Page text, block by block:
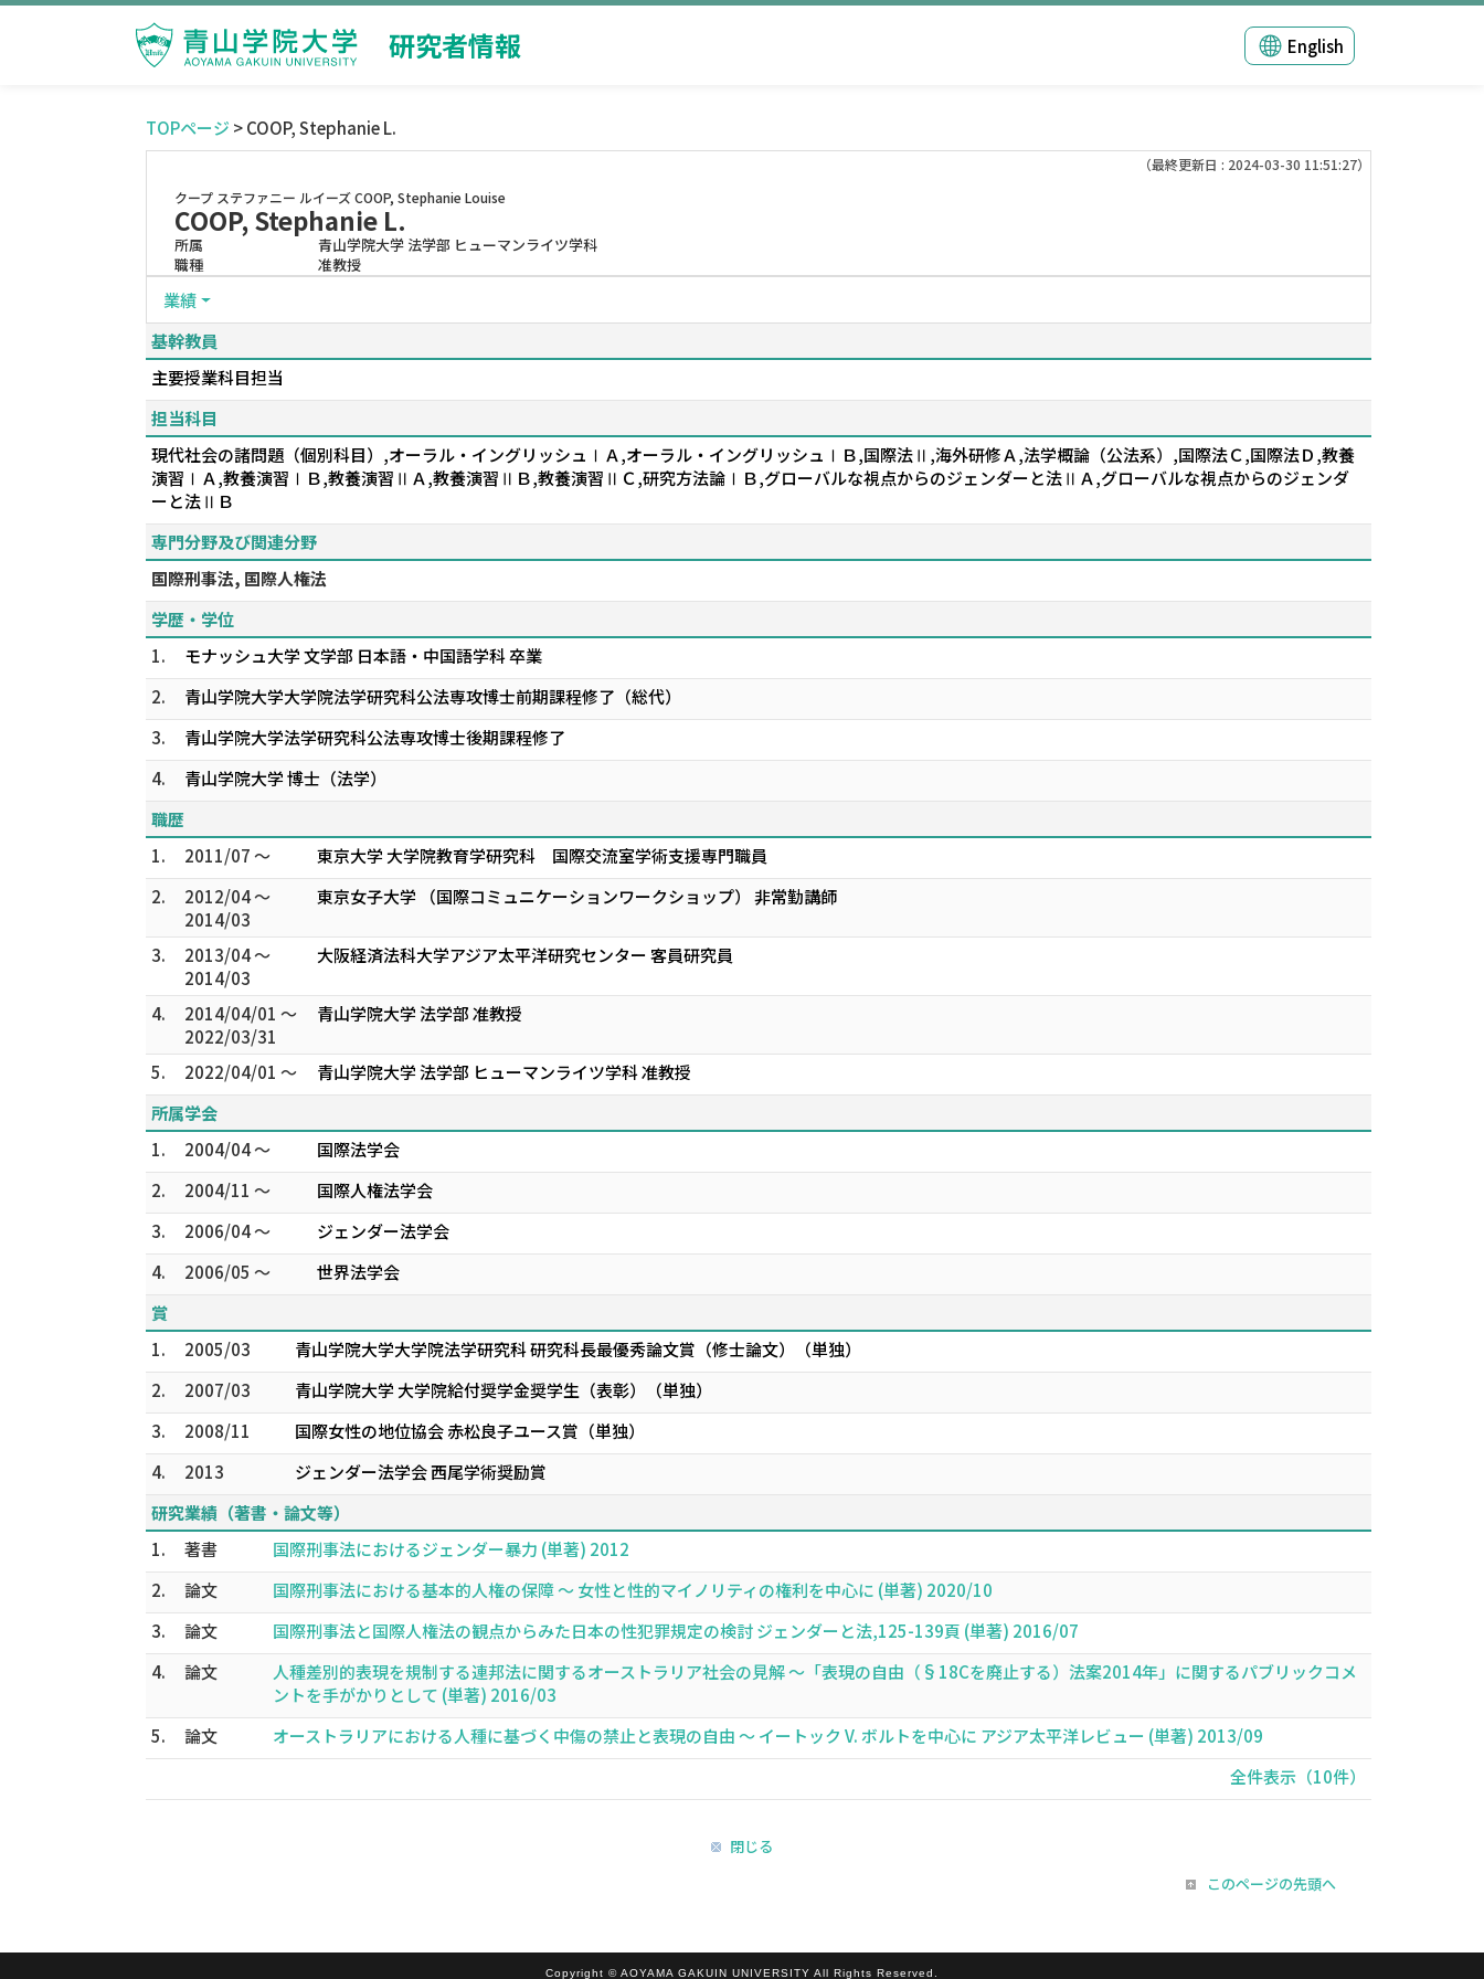
研究者情報 English
TOPページ > COOP, Stephanie L.
（最終更新日 : 2024-03-30 11:51:27）
クープ ステファニー ルイーズCOOP, Stephanie Louise
COOP, Stephanie L.
所属
青山学院大学 法学部 ヒューマンライツ学科
職種
准教授
業績
基幹教員
主要授業科目担当
担当科目
現代社会の諸問題（個別科目）,オーラル・イングリッシュⅠＡ,オーラル・イングリッシュⅠＢ,国際法Ⅱ,海外研修Ａ,法学概論（公法系）,国際法Ｃ,国際法Ｄ,教養
演習ⅠＡ,教養演習ⅠＢ,教養演習ⅡＡ,教養演習ⅡＢ,教養演習ⅡＣ,研究方法論ⅠＢ,グローバルな視点からのジェンダーと法ⅡＡ,グローバルな視点からのジェンダ
ーと法ⅡＢ
専門分野及び関連分野
国際刑事法, 国際人権法
学歴・学位
1.
モナッシュ大学 文学部 日本語・中国語学科 卒業
2.
青山学院大学大学院法学研究科公法専攻博士前期課程修了（総代）
3.
青山学院大学法学研究科公法専攻博士後期課程修了
4.
青山学院大学 博士（法学）
職歴
1.
2011/07 ～
東京大学 大学院教育学研究科 国際交流室学術支援専門職員
2.
2012/04 ～
2014/03
東京女子大学 （国際コミュニケーションワークショップ） 非常勤講師
3.
2013/04 ～
2014/03
大阪経済法科大学アジア太平洋研究センター 客員研究員
4.
2014/04/01 ～
2022/03/31
青山学院大学 法学部 准教授
5. 2022/04/01 ～
青山学院大学 法学部 ヒューマンライツ学科 准教授
所属学会
1.
2004/04 ～
国際法学会
2.
2004/11 ～
国際人権法学会
3.
2006/04 ～
ジェンダー法学会
4.
2006/05 ～
世界法学会
賞
1.
2005/03
青山学院大学大学院法学研究科 研究科長最優秀論文賞（修士論文）（単独）
2.
2007/03
青山学院大学 大学院給付奨学金奨学生（表彰）（単独）
3.
2008/11
国際女性の地位協会 赤松良子ユース賞（単独）
4.
2013
ジェンダー法学会 西尾学術奨励賞
研究業績（著書・論文等）
1.
著書
国際刑事法におけるジェンダー暴力 (単著) 2012
2.
論文
国際刑事法における基本的人権の保障 〜 女性と性的マイノリティの権利を中心に (単著) 2020/10
3.
論文
国際刑事法と国際人権法の観点からみた日本の性犯罪規定の検討 ジェンダーと法,125-139頁 (単著) 2016/07
4.
論文
人種差別的表現を規制する連邦法に関するオーストラリア社会の見解 〜「表現の自由（§18Cを廃止する）法案2014年」に関するパブリックコメ
ントを手がかりとして (単著) 2016/03
5.
論文
オーストラリアにおける人種に基づく中傷の禁止と表現の自由 〜 イートック V. ボルトを中心に アジア太平洋レビュー (単著) 2013/09
全件表示（10件）
閉じる
このページの先頭へ
Copyright © AOYAMA GAKUIN UNIVERSITY All Rights Reserved.